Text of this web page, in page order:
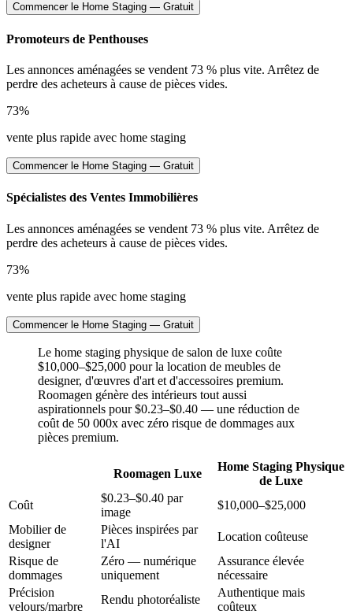
Commencer le Home Staging — Gratuit
Promoteurs de Penthouses
Les annonces aménagées se vendent 73 % plus vite. Arrêtez de
perdre des acheteurs à cause de pièces vides.
73%
vente plus rapide avec home staging
Commencer le Home Staging — Gratuit
Spécialistes des Ventes Immobilières
Les annonces aménagées se vendent 73 % plus vite. Arrêtez de
perdre des acheteurs à cause de pièces vides.
73%
vente plus rapide avec home staging
Commencer le Home Staging — Gratuit
Le home staging physique de salon de luxe coûte
$10,000–$25,000 pour la location de meubles de
designer, d'œuvres d'art et d'accessoires premium.
Roomagen génère des intérieurs tout aussi
aspirationnels pour $0.23–$0.40 — une réduction de
coût de 50 000x avec zéro risque de dommages aux
pièces premium.
Roomagen Luxe
Home Staging Physique
de Luxe
Coût
$0.23–$0.40 par
image
$10,000–$25,000
Mobilier de
designer
Pièces inspirées par
l'AI
Location coûteuse
Risque de
dommages
Zéro — numérique
uniquement
Assurance élevée
nécessaire
Précision
velours/marbre
Rendu photoréaliste
Authentique mais
coûteux